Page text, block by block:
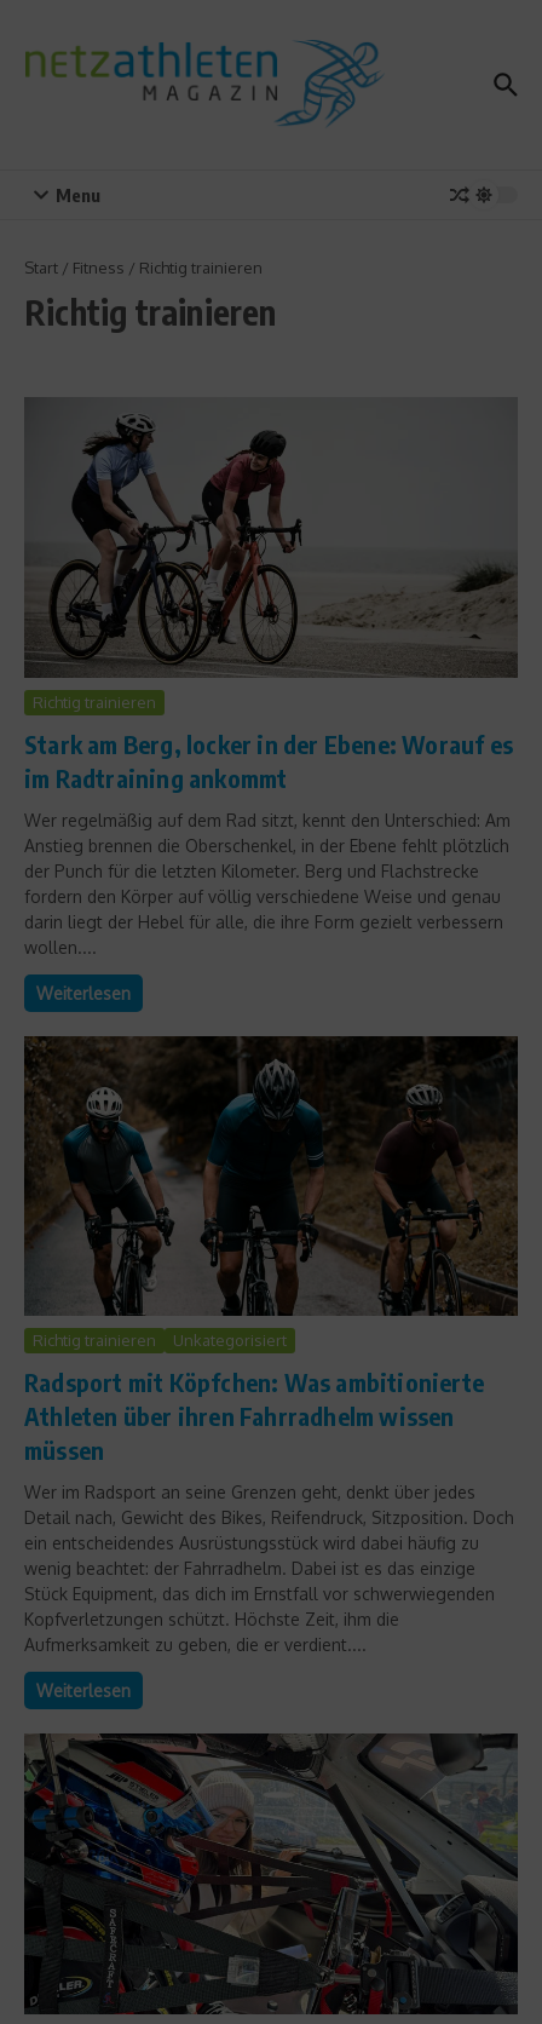
Menu
Start / Fitness / Richtig trainieren
Richtig trainieren
Richtig trainieren
Stark am Berg, locker in der Ebene: Worauf es
im Radtraining ankommt
Wer regelmäßig auf dem Rad sitzt, kennt den Unterschied: Am
Anstieg brennen die Oberschenkel, in der Ebene fehlt plötzlich
der Punch für die letzten Kilometer. Berg und Flachstrecke
fordern den Körper auf völlig verschiedene Weise und genau
darin liegt der Hebel für alle, die ihre Form gezielt verbessern
wollen....
Weiterlesen
Richtig trainieren Unkategorisiert
Radsport mit Köpfchen: Was ambitionierte
Athleten über ihren Fahrradhelm wissen
müssen
Wer im Radsport an seine Grenzen geht, denkt über jedes
Detail nach, Gewicht des Bikes, Reifendruck, Sitzposition. Doch
ein entscheidendes Ausrüstungsstück wird dabei häufig zu
wenig beachtet: der Fahrradhelm. Dabei ist es das einzige
Stück Equipment, das dich im Ernstfall vor schwerwiegenden
Kopfverletzungen schützt. Höchste Zeit, ihm die
Aufmerksamkeit zu geben, die er verdient....
Weiterlesen